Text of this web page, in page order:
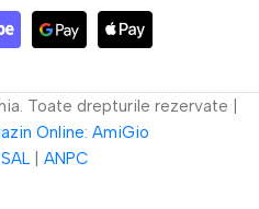
Toate drepturile rezervate |
Online: AmiGio
| ANPC